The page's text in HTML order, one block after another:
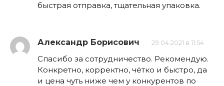
быстрая отправка, тщательная упаковка.
Александр Борисович 29.04.2021 в 11:54
Спасибо за сотрудничество. Рекомендую.
Конкретно, корректно, чётко и быстро, да
и цена чуть ниже чем у конкурентов по